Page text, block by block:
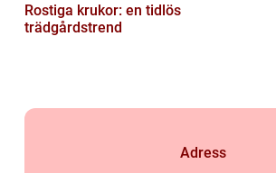
Rostiga krukor: en tidlös
trädgårdstrend
Adress